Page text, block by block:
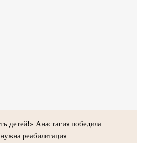
детей!» Анастасия победила
реабилитация